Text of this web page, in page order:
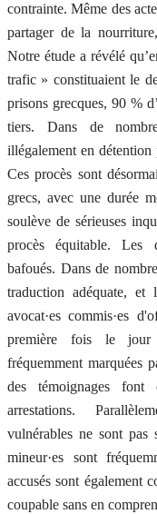
contrainte. Même des
partager de la
Notre étude a révélé
trafic » constituaient le
prisons grecques, 90 %
tiers. Dans de
illégalement en
Ces procès sont
grecs, avec une durée
soulève de sérieuses
procès équitable. Les
bafoués. Dans de
traduction adéquate, et
avocat·es commis·es
première fois le jour
fréquemment marquées
des témoignages font
arrestations.
vulnérables ne sont pas
mineur·es sont
accusés sont également
coupable sans en